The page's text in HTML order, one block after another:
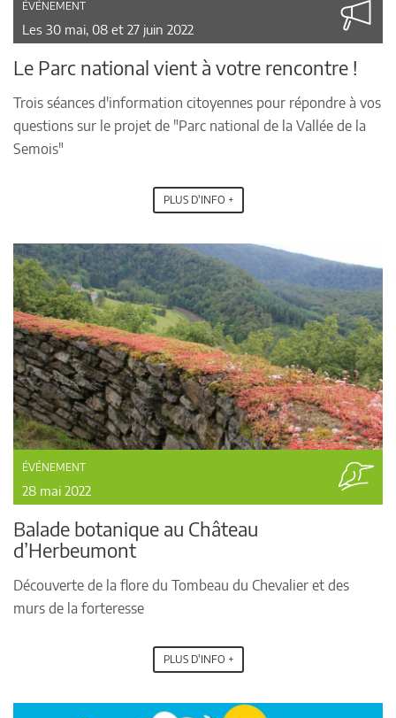
ÉVÉNEMENT
Les 30 mai, 08 et 27 juin 2022
Le Parc national vient à votre rencontre !
Trois séances d'information citoyennes pour répondre à vos
questions sur le projet de "Parc national de la Vallée de la
Semois"
PLUS D'INFO +
ÉVÉNEMENT
28 mai 2022
Balade botanique au Château
d’Herbeumont
Découverte de la flore du Tombeau du Chevalier et des
murs de la forteresse
PLUS D'INFO +